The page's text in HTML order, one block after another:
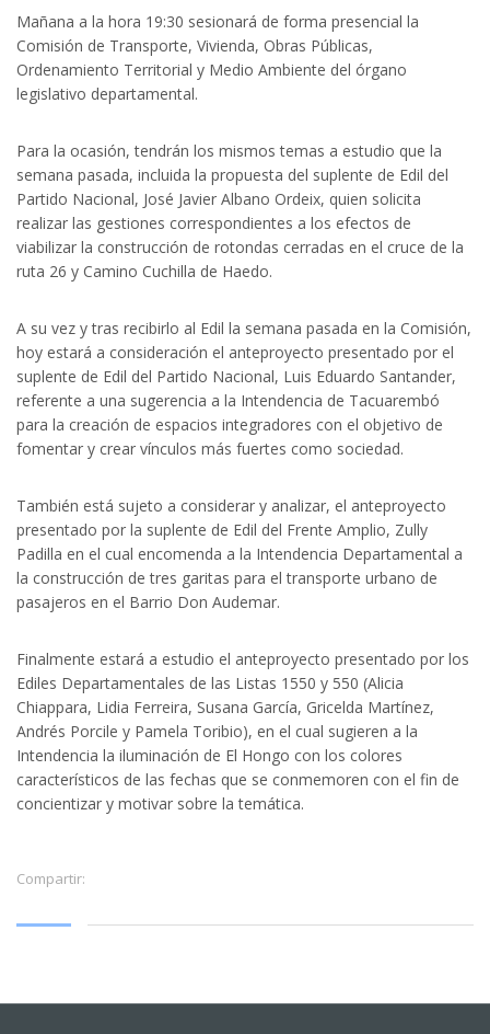
Mañana a la hora 19:30 sesionará de forma presencial la
Comisión de Transporte, Vivienda, Obras Públicas,
Ordenamiento Territorial y Medio Ambiente del órgano
legislativo departamental.
Para la ocasión, tendrán los mismos temas a estudio que la
semana pasada, incluida la propuesta del suplente de Edil del
Partido Nacional, José Javier Albano Ordeix, quien solicita
realizar las gestiones correspondientes a los efectos de
viabilizar la construcción de rotondas cerradas en el cruce de la
ruta 26 y Camino Cuchilla de Haedo.
A su vez y tras recibirlo al Edil la semana pasada en la Comisión,
hoy estará a consideración el anteproyecto presentado por el
suplente de Edil del Partido Nacional, Luis Eduardo Santander,
referente a una sugerencia a la Intendencia de Tacuarembó
para la creación de espacios integradores con el objetivo de
fomentar y crear vínculos más fuertes como sociedad.
También está sujeto a considerar y analizar, el anteproyecto
presentado por la suplente de Edil del Frente Amplio, Zully
Padilla en el cual encomenda a la Intendencia Departamental a
la construcción de tres garitas para el transporte urbano de
pasajeros en el Barrio Don Audemar.
Finalmente estará a estudio el anteproyecto presentado por los
Ediles Departamentales de las Listas 1550 y 550 (Alicia
Chiappara, Lidia Ferreira, Susana García, Gricelda Martínez,
Andrés Porcile y Pamela Toribio), en el cual sugieren a la
Intendencia la iluminación de El Hongo con los colores
característicos de las fechas que se conmemoren con el fin de
concientizar y motivar sobre la temática.
Compartir: